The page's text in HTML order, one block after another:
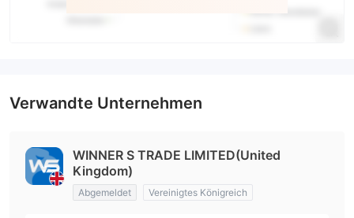
Verwandte Unternehmen
WINNER S TRADE LIMITED(United
Kingdom)
Abgemeldet Vereinigtes Königreich